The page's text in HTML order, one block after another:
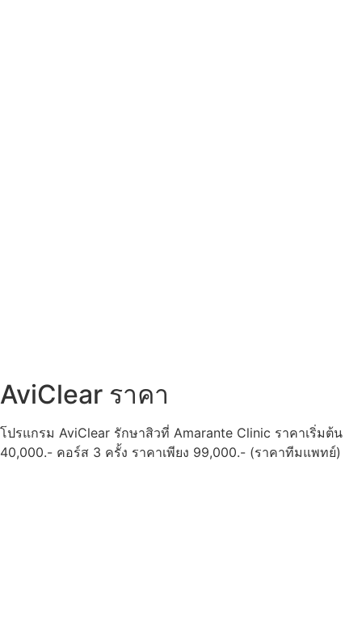
AviClear ราคา
โปรแกรม AviClear รักษาสิวที่ Amarante Clinic ราคาเริ่มต้น
40,000.- คอร์ส 3 ครั้ง ราคาเพียง 99,000.- (ราคาทีมแพทย์)